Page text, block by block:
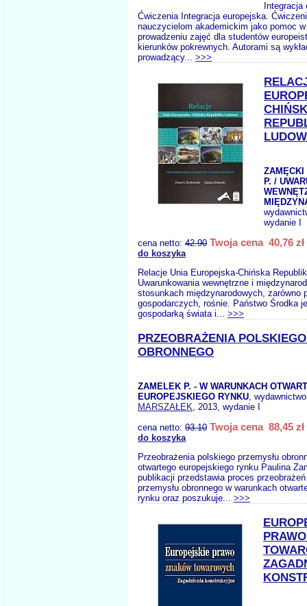
Integracja
Ćwiczenia Integracja europejska.
nauczycielom akademickim jako pomoc
prowadzeniu zajęć dla studentów
kierunków pokrewnych. Autorami są
prowadzący... >>>
ZAMĘCKI
P. /
wydanie I
cena netto: 42.90 Twoja cena 40,76 zł
do koszyka
Relacje Unia Europejska-Chińska
Uwarunkowania wewnętrzne i
stosunkach międzynarodowych, zarówno
gospodarczych, rośnie. Państwo Środka
gospodarką świata i... >>>
PRZEOBRAŻENIA
OBRONNEGO
ZAMELEK P. - W WARUNKACH
EUROPEJSKIEGO RYNKU,
MARSZAŁEK, 2013, wydanie I
cena netto: 93.10 Twoja cena 88,45 zł
do koszyka
Przeobrażenia polskiego przemysłu
otwartego europejskiego rynku Paulina
publikacji przedstawia proces
przemysłu obronnego w warunkach
rynku oraz poszukuje... >>>